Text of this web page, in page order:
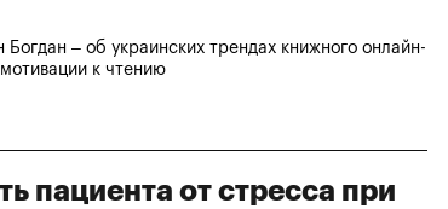
– об украинских трендах книжного онлайн-
к чтению
пациента от стресса при